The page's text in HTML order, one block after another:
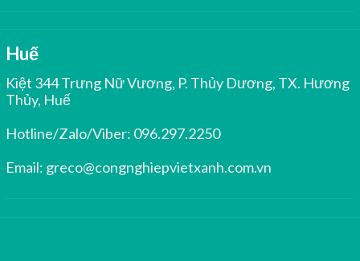
Huế
Kiệt 344 Trưng Nữ Vương, P. Thủy Dương, TX. Hương
Thủy, Huế
Hotline/Zalo/Viber: 096.297.2250
Email: greco@congnghiepvietxanh.com.vn